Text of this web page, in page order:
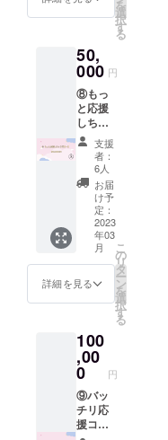
す。
『マグシロ
ネット-N
極』は王道
系アイドル
グループに
振り切った
可愛らしく
ポップな楽
曲と、女の
子の可愛さ
を追求した
グループ。
ネット-S
極』は逆に
ロックテイ
ストでエッ
ジの効いた
楽曲と、女
票権付
枠）※投
票をし
て頂い
たグ
ループ
及びメ
ンバー
のチェ
キ券と
なりま
す。 ※
分散投
票が可
能とな
ります
考欄に
て所持
票枠に
応じて
投票し
たいグ
ループ
と推し
メン
状タイ
プの証
発行い
たしま
す。
※A4サ
イズ
（210×
297mm
）の賞
状タイ
プとな
りま
す。
位置投
票権付
枠）※投
票をし
て頂い
ループ
及びメ
ンバー
1.立ち
票権付
きチェ
キ券 (10
枠）※投
票をし
て頂い
たグ
ループ
及びメ
ンバー
のチェ
キ券と
なりま
す。 ※
分散投
票が可
能とな
て所持
されて
いる投
票枠に
応じて
投票し
たいグ
ンディ
ング限
会参加
権 応
援者と
メン
バーで
オフ会
を行い
ます！
詳細は
購入者
のみお
伝えし
ます。
日程：
2023年
5月〜6
月頃予
申し込
み人数
が多
かった
場合、
時間制
にいた
を
選
択
す
る
50,
000 円
⑧もっ
と応援
しちゃ
うぞ
コー
ス
50,000
コース
(1,2,3,4,
5,6,7,8,
9,10）
に加
え、 11.
クラウ
ドファ
ング限
定非売
品サイ
ン入りT
シャ
ツ ク
ラウド
支援
者：
6人
お届
け予
定：
2023
年03
月
詳細を見る
こ
の
リ
タ
ー
ン
を
選
択
す
る
100
,00
0 円
⑨バッ
チリ応
援コー